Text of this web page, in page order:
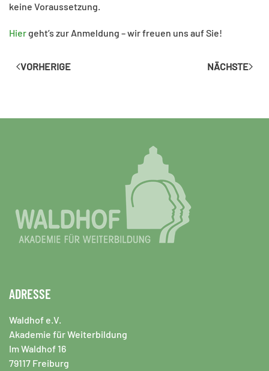
keine Voraussetzung.
Hiergeht’s zur Anmeldung – wir freuen uns auf Sie!
VORHERIGE NÄCHSTE
ADRESSE
Waldhof e.V.
Akademie für Weiterbildung
Im Waldhof 16
79117 Freiburg